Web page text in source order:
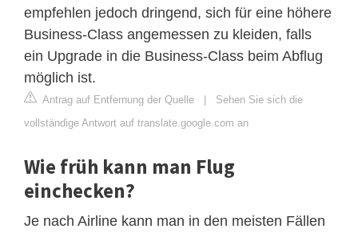
empfehlen jedoch dringend, sich für eine höhere
Business-Class angemessen zu kleiden, falls
ein Upgrade in die Business-Class beim Abflug
möglich ist.
Antrag auf Entfernung der Quelle | Sehen Sie sich die
vollständige Antwort auf translate.google.com an
Wie früh kann man Flug
einchecken?
Je nach Airline kann man in den meisten Fällen